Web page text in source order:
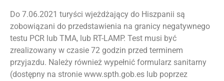
Do 7.06.2021 turyści wjeżdżający do Hiszpanii są
zobowiązani do przedstawienia na granicy negatywnego
testu PCR lub TMA, lub RT-LAMP. Test musi być
zrealizowany w czasie 72 godzin przed terminem
przyjazdu. Należy również wypełnić formularz sanitarny
(dostępny na stronie www.spth.gob.es lub poprzez